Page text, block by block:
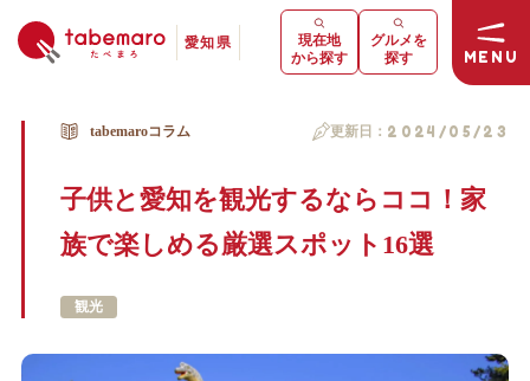
愛知県
MENU
現在地
から探す
グルメを
探す
tabemaroコラム 更新日： 2024/05/23
子供と愛知を観光するならココ！家
族で楽しめる厳選スポット16選
観光